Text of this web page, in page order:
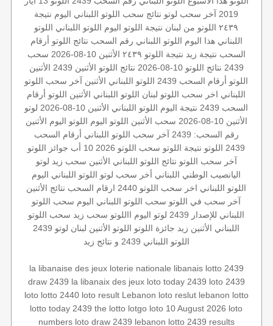
2019 آخر سحب لوتو نتائج سحب اللوتو اللبناني اليوم نتيجة
٢٤٣٩ اللوتو من لبنان نتيجة اللوتو اليوم اللوتو اللبناني اللوتو
اللبناني هذا اليوم اللوتو اللبناني رقم السحب نتائج اللوتو أرقام
السحب نتيجة زيد نتيجة اللوتو ٢٤٣٩ الأثنين 10-08-2026
سحب
2439 نتائج اللوتو 10-08-2026 نتائج اللوتو الأثنين 2439 الأثنين
اللوتو أرقام السحب 2439
اللوتو اللبناني الأثنين آخر سحب اللوتو
اللبناني اخر سحب اللوتو لبنان اللوتو اللبناني الأثنين اللوتو أرقام
السحب 2439
نتيجة اليوم اللوتو اللبناني الأثنين 10-08-2026
لوتو
الأثنين 10-08-2026
سحب الأثنين اللوتو اليوم اللوتو اليوم الأثنين
رقم السحب: 2439
آخر سحب اللوتو اللبناني أرقام السحب
2439 اللوتو نتيجة اللوتو سحب اللوتو 2026 10 أب
جوائز اللوتو
آخر سحب اللوتو نتائج اللوتو اللبناني الأثنين سحب زيد لوتو
اليانصيب الوطني اللبناني أخر سحب لوتو اللوتو اللبناني اليوم
اللوتو اللبناني اخر سحب اللوتو 2440 ارقام السحب نتائج الأثنين
آخر سحب في اللوتو سحب اللوتو اللبناني اليوم سحب اللوتو
اللبناني للإصدار 2439
لوتو اليوم االلوتو سحب زيد سحب اللوتو
اللبناني الأثنين زيد جائزة اللوتو اللوتو الأثنين لبنان لوتو 2439
اللوتو اللبناني 2439 و نتائج زيد
la libanaise des jeux loterie nationale libanais lotto 2439
draw 2439 la libanaix des jeux loto today 2439 loto 2439
loto lotto 2440 loto result Lebanon loto reslut lebanon lotto
lotto today 2439 the lotto lotgo loto 10 August 2026 loto
numbers loto draw 2439 lebanon lotto 2439 results